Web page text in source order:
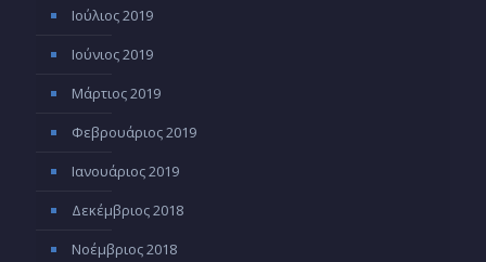
Ιούλιος 2019
Ιούνιος 2019
Μάρτιος 2019
Φεβρουάριος 2019
Ιανουάριος 2019
Δεκέμβριος 2018
Νοέμβριος 2018